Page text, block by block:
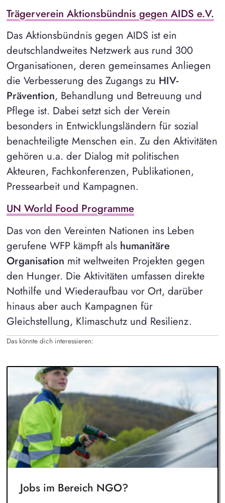
Trägerverein Aktionsbündnis gegen AIDS e.V.
Das Aktionsbündnis gegen AIDS ist ein
deutschlandweites Netzwerk aus rund 300
Organisationen, deren gemeinsames Anliegen
die Verbesserung des Zugangs zu HIV-
Prävention, Behandlung und Betreuung und
Pflege ist. Dabei setzt sich der Verein
besonders in Entwicklungsländern für sozial
benachteiligte Menschen ein. Zu den Aktivitäten
gehören u.a. der Dialog mit politischen
Akteuren, Fachkonferenzen, Publikationen,
Pressearbeit und Kampagnen.
UN World Food Programme
Das von den Vereinten Nationen ins Leben
gerufene WFP kämpft als humanitäre
Organisation mit weltweiten Projekten gegen
den Hunger. Die Aktivitäten umfassen direkte
Nothilfe und Wiederaufbau vor Ort, darüber
hinaus aber auch Kampagnen für
Gleichstellung, Klimaschutz und Resilienz.
Das könnte dich interessieren:
Jobs im Bereich NGO?